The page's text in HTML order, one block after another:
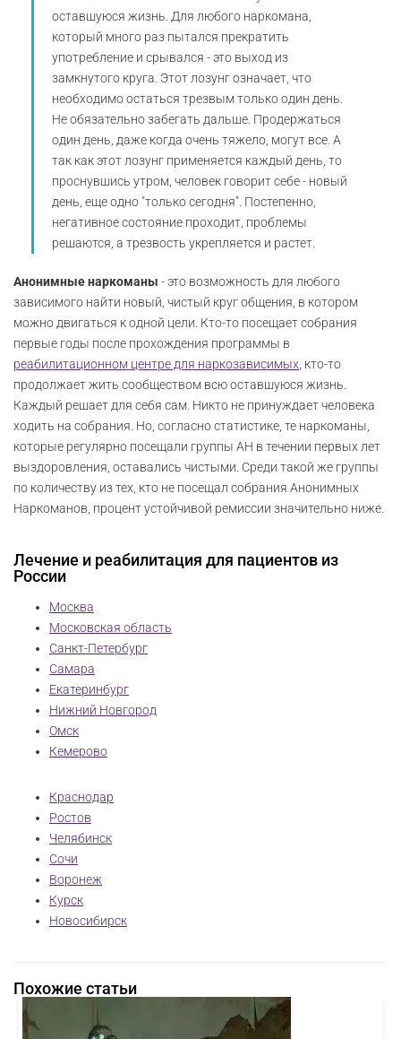
оставшуюся жизнь. Для любого наркомана,
который много раз пытался прекратить
употребление и срывался - это выход из
замкнутого круга. Этот лозунг означает, что
необходимо остаться трезвым только один день.
Не обязательно забегать дальше. Продержаться
один день, даже когда очень тяжело, могут все. А
так как этот лозунг применяется каждый день, то
проснувшись утром, человек говорит себе - новый
день, еще одно "только сегодня". Постепенно,
негативное состояние проходит, проблемы
решаются, а трезвость укрепляется и растет.
Анонимные наркоманы - это возможность для любого
зависимого найти новый, чистый круг общения, в котором
можно двигаться к одной цели. Кто-то посещает собрания
первые годы после прохождения программы в
реабилитационном центре для наркозависимых , кто-то
продолжает жить сообществом всю оставшуюся жизнь.
Каждый решает для себя сам. Никто не принуждает человека
ходить на собрания. Но, согласно статистике, те наркоманы,
которые регулярно посещали группы АН в течении первых лет
выздоровления, оставались чистыми. Среди такой же группы
по количеству из тех, кто не посещал собрания Анонимных
Наркоманов, процент устойчивой ремиссии значительно ниже.
Лечение и реабилитация для пациентов из
России
Москва
Московская область
Санкт-Петербург
Самара
Екатеринбург
Нижний Новгород
Омск
Кемерово
Краснодар
Ростов
Челябинск
Сочи
Воронеж
Курск
Новосибирск
Похожие статьи